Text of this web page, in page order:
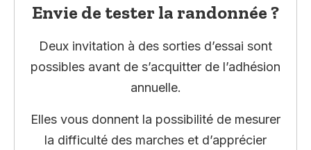
Envie de tester la randonnée ?
Deux invitation à des sorties d’essai sont
possibles avant de s’acquitter de l’adhésion
annuelle.
Elles vous donnent la possibilité de mesurer
la difficulté des marches et d’apprécier